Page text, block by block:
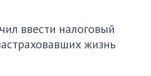
ввести налоговый
жизнь